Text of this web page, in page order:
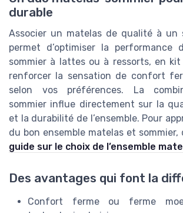
durable
Associer un matelas de qualité à un
permet d’optimiser la performance
sommier à lattes ou à ressorts, en
renforcer la sensation de confort
selon vos préférences. La
sommier influe directement sur la
et la durabilité de l’ensemble. Pour
du bon ensemble matelas et sommier,
guide sur le choix de l’ensemble
Des avantages qui font la
Confort ferme ou ferme